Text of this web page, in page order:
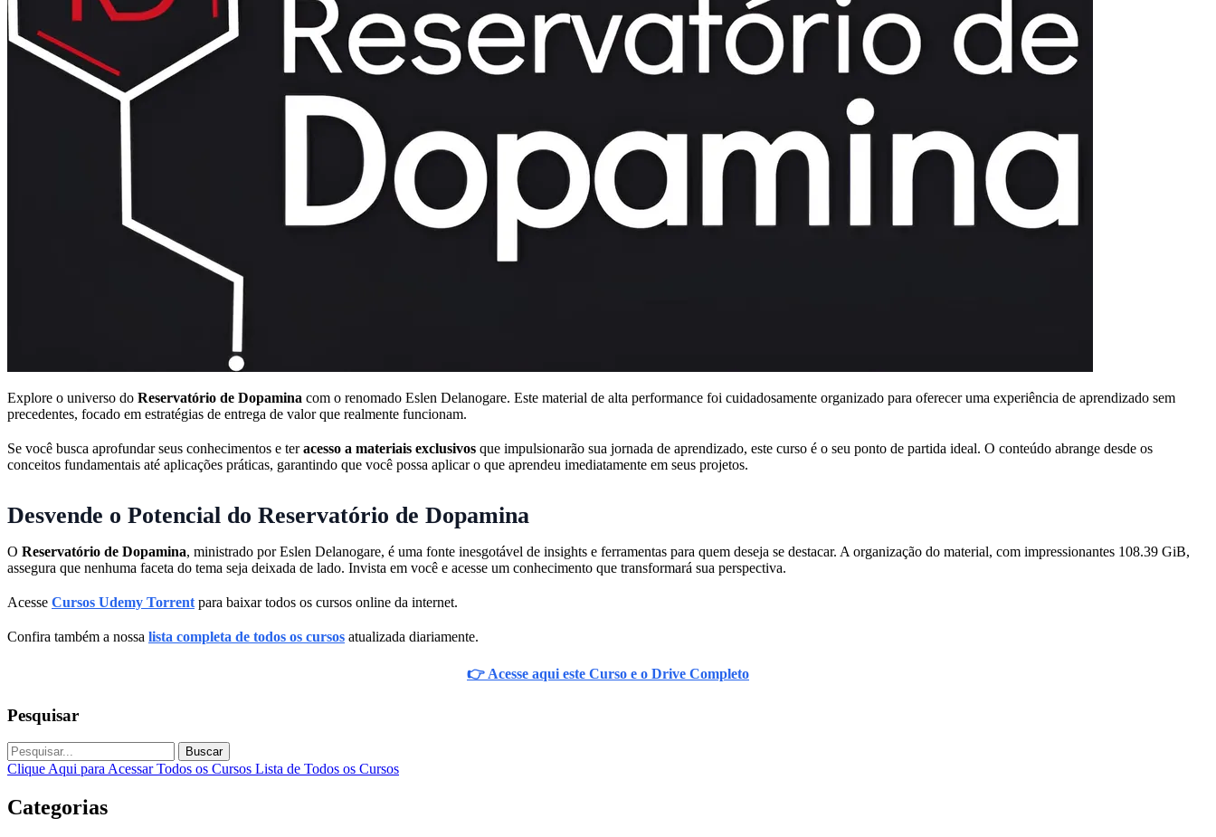
Explore o universo do Reservatório de Dopamina com o renomado Eslen Delanogare. Este material de alta performance foi cuidadosamente organizado para oferecer uma experiência de aprendizado sem
precedentes, focado em estratégias de entrega de valor que realmente funcionam.
Se você busca aprofundar seus conhecimentos e teracesso a materiais exclusivos que impulsionarão sua jornada de aprendizado, este curso é o seu ponto de partida ideal. O conteúdo abrange desde os
conceitos fundamentais até aplicações práticas, garantindo que você possa aplicar o que aprendeu imediatamente em seus projetos.
Desvende o Potencial do Reservatório de Dopamina
O Reservatório de Dopamina, ministrado por Eslen Delanogare, é uma fonte inesgotável de insights e ferramentas para quem deseja se destacar. A organização do material, com impressionantes 108.39 GiB,
assegura que nenhuma faceta do tema seja deixada de lado. Invista em você e acesse um conhecimento que transformará sua perspectiva.
Acesse Cursos Udemy Torrent para baixar todos os cursos online da internet.
Confira também a nossa lista completa de todos os cursos atualizada diariamente.
👉 Acesse aqui este Curso e o Drive Completo
Pesquisar
Buscar
Clique Aqui para Acessar Todos os Cursos Lista de Todos os Cursos
Categorias